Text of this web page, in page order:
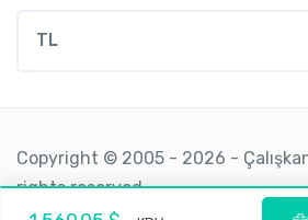
TL
Copyright © 2005 - 2026 -
rights reserved.